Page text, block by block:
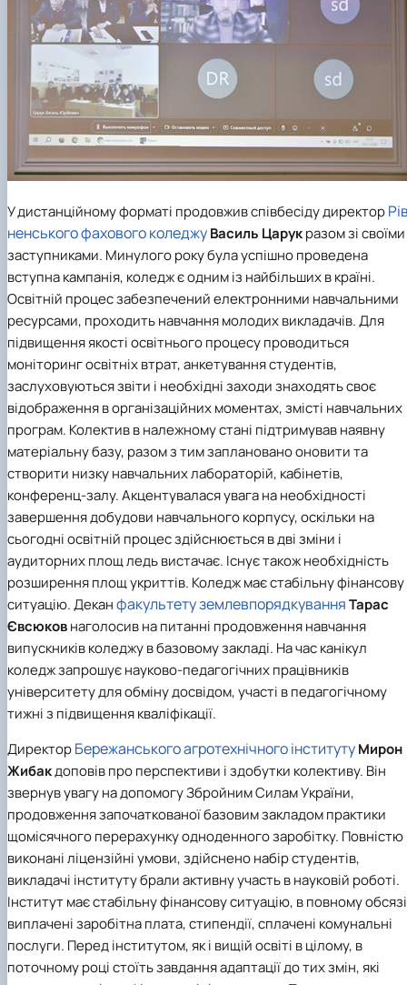
У дистанційному форматі продовжив співбесіду директор
ненського фахового коледжуВасиль Царукразом зі своїми
заступниками. Минулого року була успішно проведена
вступна кампанія, коледж є одним із найбільших в країні.
Освітній процес забезпечений електронними навчальними
ресурсами, проходить навчання молодих викладачів. Для
підвищення якості освітнього процесу проводиться
моніторинг освітніх втрат, анкетування студентів,
заслуховуються звіти і необхідні заходи знаходять своє
відображення в організаційних моментах, змісті навчальних
програм. Колектив в належному стані підтримував наявну
матеріальну базу, разом з тим заплановано оновити та
створити низку навчальних лабораторій, кабінетів,
конференц-залу. Акцентувалася увага на необхідності
завершення добудови навчального корпусу, оскільки на
сьогодні освітній процес здійснюється в дві зміни і
аудиторних площ ледь вистачає. Існує також необхідність
розширення площ укриттів. Коледж має стабільну фінансову
ситуацію. Деканфакультету землевпорядкуванняТарас
Євсюковнаголосив на питанні продовження навчання
випускників коледжу в базовому закладі. На час канікул
коледж запрошує науково-педагогічних працівників
університету для обміну досвідом, участі в педагогічному
тижні з підвищення кваліфікації.
ДиректорБережанського агротехнічного інститутуМирон
Жибакдоповів про перспективи і здобутки колективу. Він
звернув увагу на допомогу Збройним Силам України,
продовження започаткованої базовим закладом практики
щомісячного перерахунку одноденного заробітку. Повністю
виконані ліцензійні умови, здійснено набір студентів,
викладачі інституту брали активну участь в науковій роботі.
Інститут має стабільну фінансову ситуацію, в повному обсязі
виплачені заробітна плата, стипендії, сплачені комунальні
послуги. Перед інститутом, як і вищій освіті в цілому, в
поточному році стоїть завдання адаптації до тих змін, які